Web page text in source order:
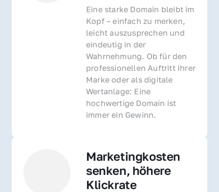
Eine starke Domain bleibt im
Kopf – einfach zu merken,
leicht auszusprechen und
eindeutig in der
Wahrnehmung. Ob für den
professionellen Auftritt Ihrer
Marke oder als digitale
Wertanlage: Eine
hochwertige Domain ist
immer ein Gewinn.
Marketingkosten
senken, höhere
Klickrate